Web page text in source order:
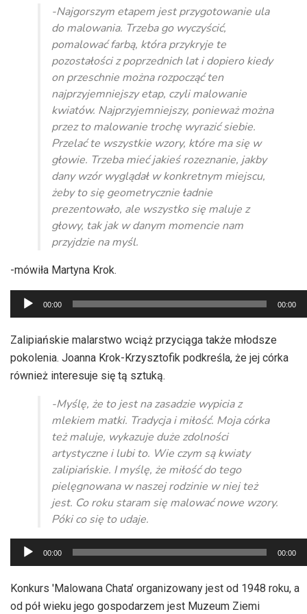
-Najgorszym etapem jest przygotowanie ula
do malowania. Trzeba go wyczyścić,
pomalować farbą, która przykryje te
pozostałości z poprzednich lat i dopiero kiedy
on przeschnie można rozpocząć ten
najprzyjemniejszy etap, czyli malowanie
kwiatów. Najprzyjemniejszy, ponieważ można
przez to malowanie trochę wyrazić siebie.
Przelać te wszystkie wzory, które ma się w
głowie. Trzeba mieć jakieś rozeznanie, jakby
dany wzór wyglądał w konkretnym miejscu,
żeby to się geometrycznie ładnie
prezentowało, ale wszystko się maluje z
głowy, tak jak w danym momencie nam
przyjdzie na myśl.
-mówiła Martyna Krok.
Odtwarzacz
plików
dźwiękowych
00:00 00:00
Zalipiańskie malarstwo wciąż przyciąga także młodsze
pokolenia. Joanna Krok-Krzysztofik podkreśla, że jej córka
również interesuje się tą sztuką.
-Myślę, że to jest na zasadzie wypicia z
mlekiem matki. Tradycja i miłość. Moja córka
też maluje, wykazuje duże zdolności
artystyczne i lubi to. Wie czym są kwiaty
zalipiańskie. I myślę, że miłość do tego
pielęgnowana w naszej rodzinie w niej też
jest. Co roku staram się malować nowe wzory.
Póki co się to udaje.
Odtwarzacz
plików
dźwiękowych
00:00 00:00
Konkurs 'Malowana Chata’ organizowany jest od 1948 roku, a
od pół wieku jego gospodarzem jest Muzeum Ziemi